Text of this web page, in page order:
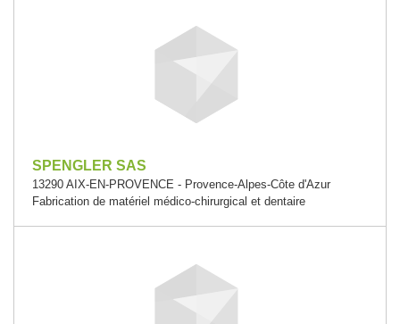
SPENGLER SAS
13290 AIX-EN-PROVENCE - Provence-Alpes-Côte d'Azur
Fabrication de matériel médico-chirurgical et dentaire